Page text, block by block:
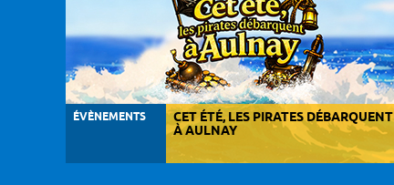
ÉVÈNEMENTS CET ÉTÉ, LES PIRATES DÉBARQUENT
À AULNAY